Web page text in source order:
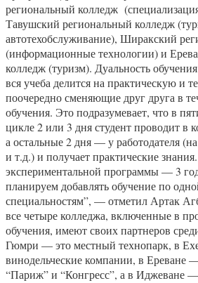
региональный колледж
Тавушский региональный колледж
автотехобслуживание), Ширакский
(информационные технологии) и
колледж (туризм). Дуальность
вся учеба делится на практическую и
поочередно сменяющие друг друга в
обучения. Это подразумевает, что в
цикле 2 или 3 дня студент проводит в
а остальные 2 дня — у работодателя
и т.д.) и получает практические
экспериментальной программы — 3
планируем добавлять обучение по
специальностям”, — отметил Артак
все четыре колледжа, включенные в
обучения, имеют своих партнеров
Гюмри — это местный технопарк, в
винодельческие компании, в Ереване
“Париж” и “Конгресс”, а в Иджеване —